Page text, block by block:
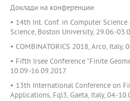
Доклади на конференции
• 14th Int. Conf. in Computer
Science, Boston University, 29.06.-
• COMBINATORICS 2018, Arco, Italy,
• Fifth Irsee Conference “Finite
10.09.-16.09.2017
• 13th International Conference on
Applications, Fql3, Gaeta, Italy, 04.-